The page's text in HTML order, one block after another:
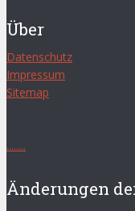
Über
Datenschutz
Impressum
Sitemap
........
Änderungen